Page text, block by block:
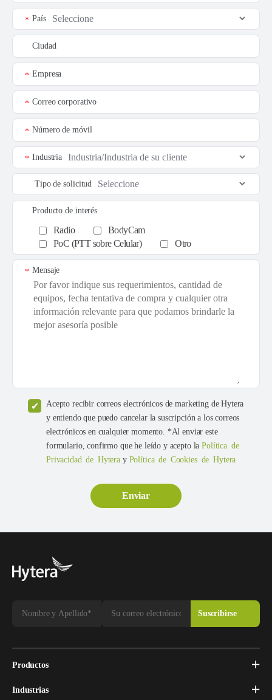
País
*
Ciudad
Empresa
*
Correo corporativo
*
Número de móvil
*
Industria
*
Tipo de solicitud
Producto de interés
Radio
BodyCam
PoC (PTT sobre Celular)
Otro
Mensaje
*
Acepto recibir correos electrónicos de marketing de Hytera
y entiendo que puedo cancelar la suscripción a los correos
electrónicos en cualquier momento. *Al enviar este
formulario, confirmo que he leído y acepto laPolítica de
Privacidad de Hytera y Política de Cookies de Hytera
Productos
Industrias